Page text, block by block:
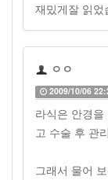
재밌게잘 읽었
ㅇㅇ
2009/10/06
라식은 안경
고 수술 후 관
그래서 물어